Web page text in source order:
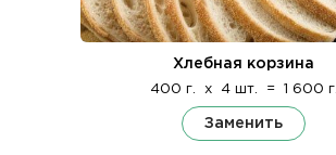
Хлебная корзина
400 г. x 4 шт. = 1 600 г.
Заменить